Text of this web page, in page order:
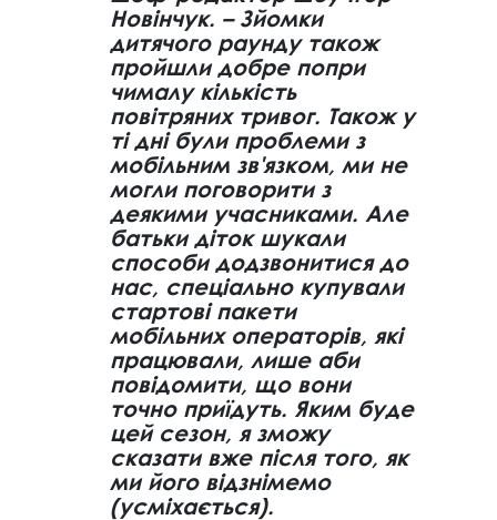
Новінчук. – Зйомки
дитячого раунду також
пройшли добре попри
чималу кількість
повітряних тривог. Також у
ті дні були проблеми з
мобільним зв'язком, ми не
могли поговорити з
деякими учасниками. Але
батьки діток шукали
способи додзвонитися до
нас, спеціально купували
стартові пакети
мобільних операторів, які
працювали, лише аби
повідомити, що вони
точно приїдуть. Яким буде
цей сезон, я зможу
сказати вже після того, як
ми його відзнімемо
(усміхається).